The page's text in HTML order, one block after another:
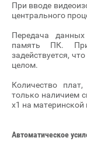
При вводе
центрального
Передача
память ПК.
задействуется,
целом.
Количество
только наличием
x1 на материнской
Автоматическое